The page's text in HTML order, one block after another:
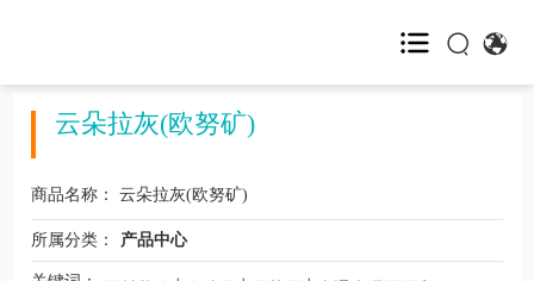
网站首页
产品展示
云朵拉灰(欧努矿)
商品名称： 云朵拉灰(欧努矿)
所属分类： 产品中心